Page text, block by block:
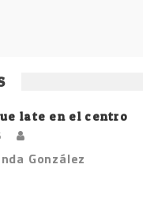
late en el centro
González